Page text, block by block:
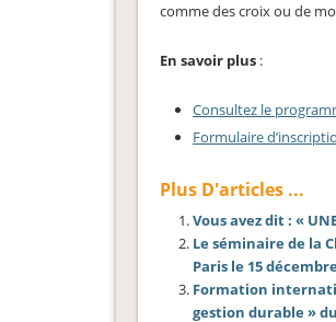
comme des croix ou de
En savoir plus:
Consultez le
Formulaire
Plus D'articles ...
Vous avez dit : «
Le séminaire de la
Paris le 15
Formation
gestion durable »